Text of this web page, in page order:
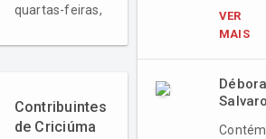
quartas-feiras,
22h
Contribuintes
de Criciúma
VER
MAIS
Contém